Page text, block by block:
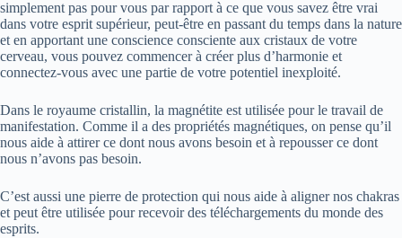
simplement pas pour vous par rapport à ce que vous savez être vrai
dans votre esprit supérieur, peut-être en passant du temps dans la nature
et en apportant une conscience consciente aux cristaux de votre
cerveau, vous pouvez commencer à créer plus d’harmonie et
connectez-vous avec une partie de votre potentiel inexploité.
Dans le royaume cristallin, la magnétite est utilisée pour le travail de
manifestation. Comme il a des propriétés magnétiques, on pense qu’il
nous aide à attirer ce dont nous avons besoin et à repousser ce dont
nous n’avons pas besoin.
C’est aussi une pierre de protection qui nous aide à aligner nos chakras
et peut être utilisée pour recevoir des téléchargements du monde des
esprits.